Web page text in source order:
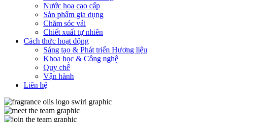
Nước hoa cao cấp
Sản phẩm gia dụng
Chăm sóc vải
Chiết xuất tự nhiên
Cách thức hoạt động
Sáng tạo & Phát triển Hương liệu
Khoa học & Công nghệ
Quy chế
Vận hành
Liên hệ